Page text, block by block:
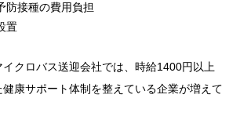
防接種の費用負担
置
クロバス送迎会社では、時給1400円以上
康サポート体制を整えている企業が増えて